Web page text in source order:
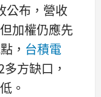
公布，營收
加權仍應先
， 台積電
方缺口，
。